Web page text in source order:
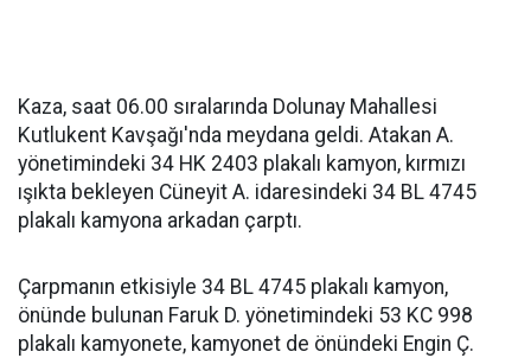
Kaza, saat 06.00 sıralarında Dolunay Mahallesi
Kutlukent Kavşağı'nda meydana geldi. Atakan A.
yönetimindeki 34 HK 2403 plakalı kamyon, kırmızı
ışıkta bekleyen Cüneyit A. idaresindeki 34 BL 4745
plakalı kamyona arkadan çarptı.
Çarpmanın etkisiyle 34 BL 4745 plakalı kamyon,
önünde bulunan Faruk D. yönetimindeki 53 KC 998
plakalı kamyonete, kamyonet de önündeki Engin Ç.